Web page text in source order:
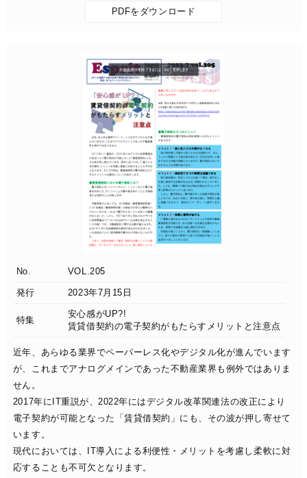
PDFをダウンロード
No. VOL.205
発行 2023年7月15日
特集
安心感がUP?!
賃貸借契約の電子契約がもたらすメリットと注意点
近年、あらゆる業界でペーパーレス化やデジタル化が進んでいます
が、これまでアナログメインであった不動産業界も例外ではありま
せん。
2017年にIT重説が、2022年にはデジタル改革関連法の改正により
電子契約が可能となった「賃貸借契約」にも、その波が押し寄せて
います。
現代においては、IT導入による利便性・メリットを考慮し柔軟に対
応することも不可欠となります。